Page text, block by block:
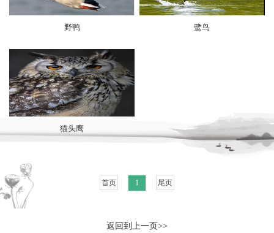
野鸭 鹭鸟
猫头鹰
首页 1 尾页
返回到上一页>>